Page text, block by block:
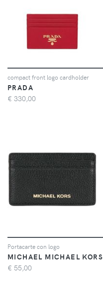
compact front logo cardholder
PRADA
€ 330,00
Portacarte con logo
MICHAEL MICHAEL KORS
€ 55,00